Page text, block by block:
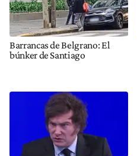
Barrancas de Belgrano: El
búnker de Santiago